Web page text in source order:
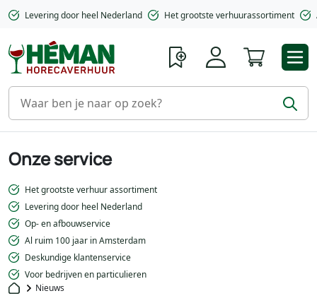
Levering door heel Nederland Het grootste verhuurassortiment
Onze service
Het grootste verhuur assortiment
Levering door heel Nederland
Op- en afbouwservice
Al ruim 100 jaar in Amsterdam
Deskundige klantenservice
Voor bedrijven en particulieren
Nieuws